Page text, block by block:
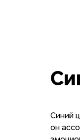
Синий
он